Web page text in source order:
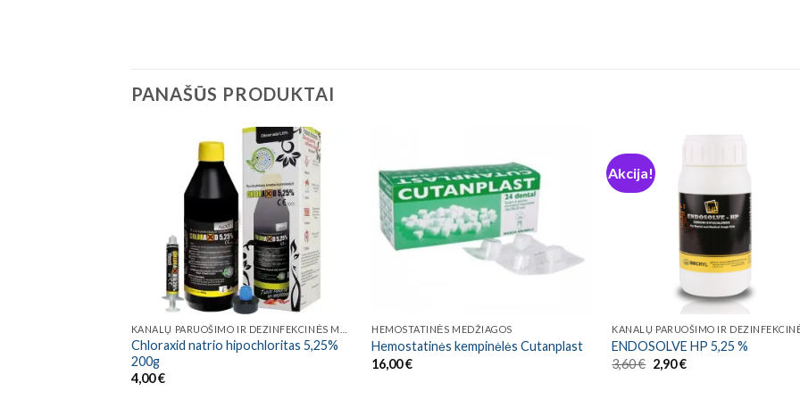
PANAŠŪS PRODUKTAI
Chloraxid natrio hipochloritas 5,25%
200g
4,00€
HEMOSTATINĖS MEDŽIAGOS
Hemostatinės kempinėlės Cutanplast
16,00€
Akcija!
ENDOSOLVE HP 5,25 %
3,60€ Original
price
2,90€Current